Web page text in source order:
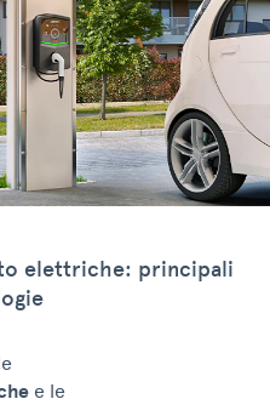
elettriche: principali
e le